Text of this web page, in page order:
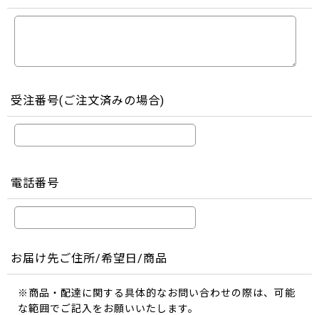
受注番号(ご注文済みの場合)
電話番号
お届け先ご住所/希望日/商品
※商品・配達に関する具体的なお問い合わせの際は、可能
な範囲でご記入をお願いいたします。